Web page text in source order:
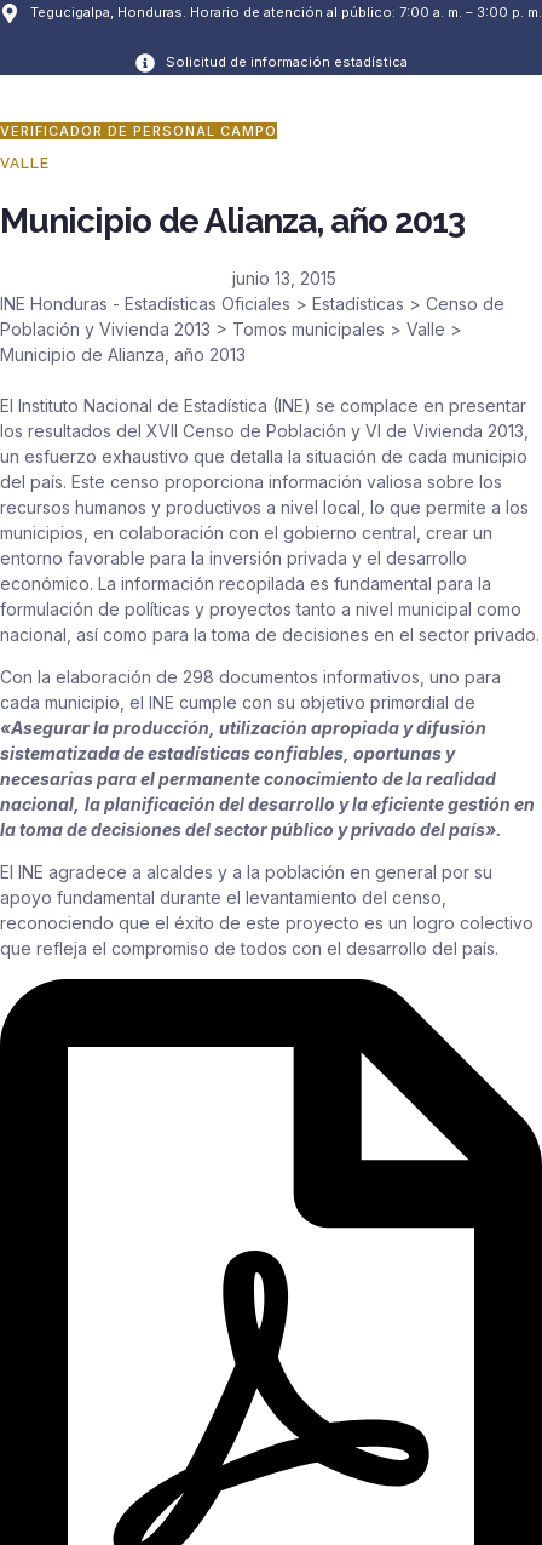
Tegucigalpa, Honduras. Horario de atención al público: 7:00 a. m. – 3:00 p. m.
Solicitud de información estadística
VERIFICADOR DE PERSONAL CAMPO
VALLE
Municipio de Alianza, año 2013
junio 13, 2015
INE Honduras - Estadísticas Oficiales > Estadísticas > Censo de
Población y Vivienda 2013 > Tomos municipales > Valle >
Municipio de Alianza, año 2013
El Instituto Nacional de Estadística (INE) se complace en presentar
los resultados del XVII Censo de Población y VI de Vivienda 2013,
un esfuerzo exhaustivo que detalla la situación de cada municipio
del país. Este censo proporciona información valiosa sobre los
recursos humanos y productivos a nivel local, lo que permite a los
municipios, en colaboración con el gobierno central, crear un
entorno favorable para la inversión privada y el desarrollo
económico. La información recopilada es fundamental para la
formulación de políticas y proyectos tanto a nivel municipal como
nacional, así como para la toma de decisiones en el sector privado.
Con la elaboración de 298 documentos informativos, uno para
cada municipio, el INE cumple con su objetivo primordial de
«Asegurar la producción, utilización apropiada y difusión
sistematizada de estadísticas confiables, oportunas y
necesarias para el permanente conocimiento de la realidad
nacional, la planificación del desarrollo y la eficiente gestión en
la toma de decisiones del sector público y privado del país».
El INE agradece a alcaldes y a la población en general por su
apoyo fundamental durante el levantamiento del censo,
reconociendo que el éxito de este proyecto es un logro colectivo
que refleja el compromiso de todos con el desarrollo del país.